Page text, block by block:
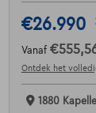
€26.990
Vanaf
Ontdek het
1880